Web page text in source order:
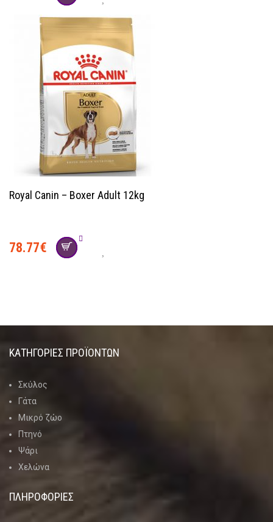
Royal Canin – Boxer Adult 12kg
78.77€
ΚΑΤΗΓΟΡΊΕΣ ΠΡΟΪΌΝΤΩΝ
Σκύλος
Γάτα
Μικρό ζώο
Πτηνό
Ψάρι
Χελώνα
ΠΛΗΡΟΦΟΡΙΕΣ